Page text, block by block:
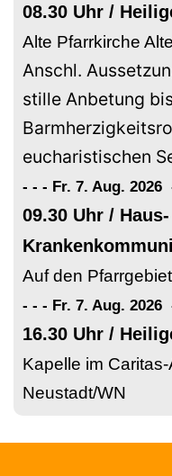
08.30 Uhr /
Alte Pfarrkirche
Anschl.
stille Anbetung
eucharistischen
- - - Fr. 7. Aug. 2026
09.30 Uhr / Haus-
Auf den
- - - Fr. 7. Aug. 2026
16.30 Uhr /
Kapelle im
Neustadt/WN